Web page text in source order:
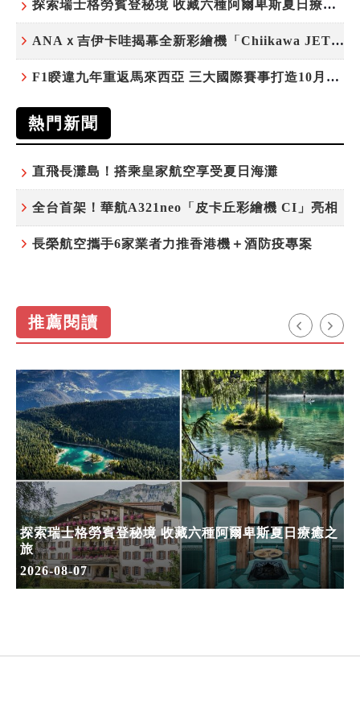
探索瑞士格勞賓登秘境 收藏六種阿爾卑斯夏日療癒之旅
ANAｘ吉伊卡哇揭幕全新彩繪機「Chiikawa JET」
F1睽違九年重返馬來西亞 三大國際賽事打造10月運動旅遊熱潮 賽車、自行車、路跑同週登場
熱門新聞
直飛長灘島！搭乘皇家航空享受夏日海灘
全台首架！華航A321neo「皮卡丘彩繪機 CI」亮相
長榮航空攜手6家業者力推香港機＋酒防疫專案
推薦閱讀
探索瑞士格勞賓登秘境 收藏六種阿爾卑斯夏日療癒之
旅
2026-08-07